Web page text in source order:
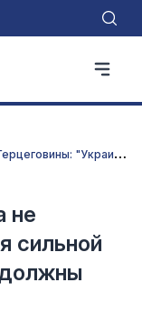
Б
олельщики Боснии и Герцеговины: "Украина не оставляет впечатления сильной сборной, которую мы должны бояться"
не
сильной